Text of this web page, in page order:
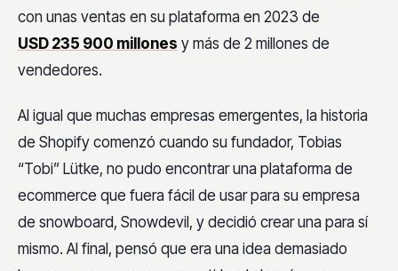
con unas ventas en su plataforma en 2023 de
USD 235 900 millones y más de 2 millones de
vendedores.
Al igual que muchas empresas emergentes, la historia
de Shopify comenzó cuando su fundador, Tobias
“Tobi” Lütke, no pudo encontrar una plataforma de
ecommerce que fuera fácil de usar para su empresa
de snowboard, Snowdevil, y decidió crear una para sí
mismo. Al final, pensó que era una idea demasiado